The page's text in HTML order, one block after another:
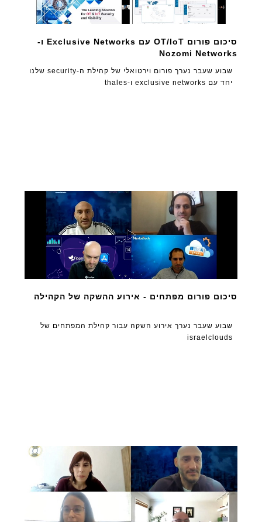
סיכום פורום OT/IoT עם Exclusive Networks ו-
Nozomi Networks
שבוע שעבר נערך פורום וירטואלי של קהילת ה-security שלנו
יחד עם exclusive networks ו-thales
סיכום פורום מפתחים - אירוע ההשקה של הקהילה
שבוע שעבר נערך אירוע השקה עבור קהילת המפתחים של
israelclouds